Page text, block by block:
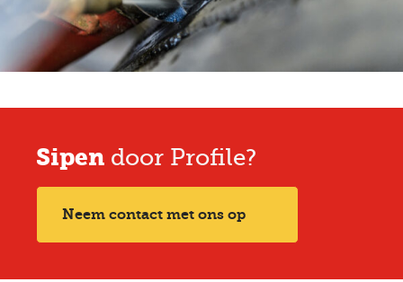
Sipen door Profile?
Neem contact met ons op